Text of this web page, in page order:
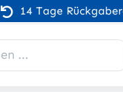
14 Tage